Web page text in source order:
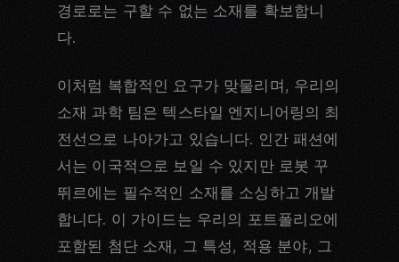
경로로는 구할 수 없는 소재를 확보합니
다.
이처럼 복합적인 요구가 맞물리며, 우리의
소재 과학 팀은 텍스타일 엔지니어링의 최
전선으로 나아가고 있습니다. 인간 패션에
서는 이국적으로 보일 수 있지만 로봇 꾸
뛰르에는 필수적인 소재를 소싱하고 개발
합니다. 이 가이드는 우리의 포트폴리오에
포함된 첨단 소재, 그 특성, 적용 분야, 그